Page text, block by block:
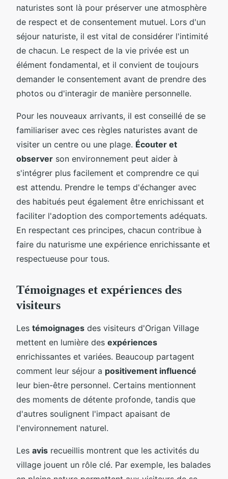
naturistes sont là pour préserver une atmosphère
de respect et de consentement mutuel. Lors d'un
séjour naturiste, il est vital de considérer l'intimité
de chacun. Le respect de la vie privée est un
élément fondamental, et il convient de toujours
demander le consentement avant de prendre des
photos ou d'interagir de manière personnelle.
Pour les nouveaux arrivants, il est conseillé de se
familiariser avec ces règles naturistes avant de
visiter un centre ou une plage. Écouter et
observer son environnement peut aider à
s'intégrer plus facilement et comprendre ce qui
est attendu. Prendre le temps d'échanger avec
des habitués peut également être enrichissant et
faciliter l'adoption des comportements adéquats.
En respectant ces principes, chacun contribue à
faire du naturisme une expérience enrichissante et
respectueuse pour tous.
Témoignages et expériences des
visiteurs
Les témoignages des visiteurs d'Origan Village
mettent en lumière des expériences
enrichissantes et variées. Beaucoup partagent
comment leur séjour a positivement influencé
leur bien-être personnel. Certains mentionnent
des moments de détente profonde, tandis que
d'autres soulignent l'impact apaisant de
l'environnement naturel.
Les avis recueillis montrent que les activités du
village jouent un rôle clé. Par exemple, les balades